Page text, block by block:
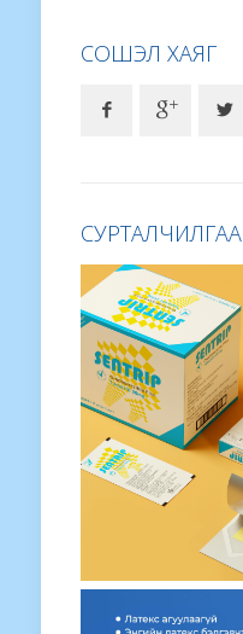
СОШЭЛ ХАЯГ
СУРТАЛЧИЛГАА